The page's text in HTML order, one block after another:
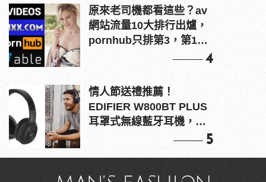
原來老司機都看這些？av
網站流量10大排行出爐，
pornhub只排第3，第1名
4
情人節送禮推薦！
EDIFIER W800BT PLUS
耳罩式無線藍牙耳機，在
5